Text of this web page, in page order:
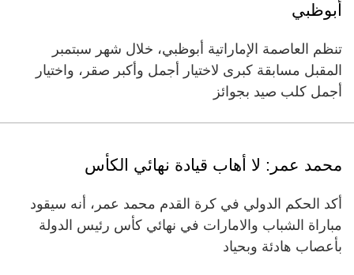
أبوظبي
تنظم العاصمة الإماراتية أبوظبي، خلال شهر سبتمبر
المقبل مسابقة كبرى لاختيار أجمل وأكبر صقر، واختيار
أجمل كلب صيد بجوائز
‏محمد عمر: لا أهاب قيادة نهائي الكأس‏
أكد الحكم الدولي في كرة القدم محمد عمر، أنه سيقود
مباراة الشباب والامارات في نهائي كأس رئيس الدولة
بأعصاب هادئة وبحياد